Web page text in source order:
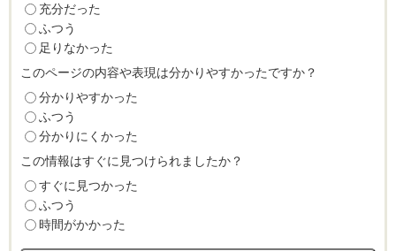
充分だった
ふつう
足りなかった
このページの内容や表現は分かりやすかったですか？
分かりやすかった
ふつう
分かりにくかった
この情報はすぐに見つけられましたか？
すぐに見つかった
ふつう
時間がかかった